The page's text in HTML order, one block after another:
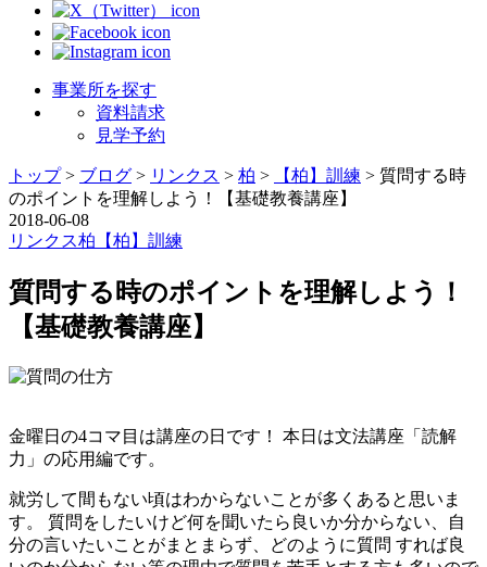
事業所を探す
資料請求
見学予約
トップ> ブログ > リンクス > 柏 > 【柏】訓練 > 質問する時
のポイントを理解しよう！【基礎教養講座】
2018-06-08
リンクス柏 【柏】訓練
質問する時のポイントを理解しよう！
【基礎教養講座】
金曜日の4コマ目は講座の日です！ 本日は文法講座「読解
力」の応用編です。
就労して間もない頃はわからないことが多くあると思いま
す。 質問をしたいけど何を聞いたら良いか分からない、自
分の言いたいことがまとまらず、どのように質問 すれば良